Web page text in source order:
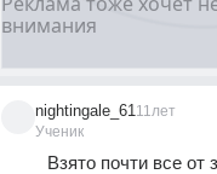
nightingale_61
Ученик
11лет
Взято почти все от